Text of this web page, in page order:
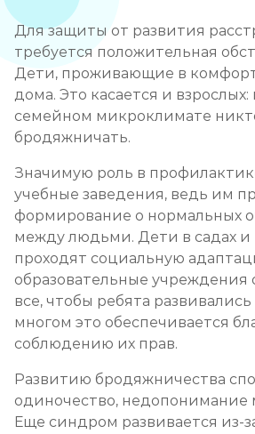
Для защиты от развития
требуется положительная
Дети, проживающие в
дома. Это касается и
семейном микроклимате
бродяжничать.
Значимую роль в
учебные заведения, ведь им
формирование о нормальных
между людьми. Дети в садах и
проходят социальную
образовательные учреждения
все, чтобы ребята
многом это обеспечивается
соблюдению их прав.
Развитию бродяжничества
одиночество,
Еще синдром развивается из-